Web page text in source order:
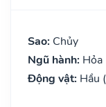
Sao: Chủy
Ngũ hành: Hỏa
Động vật: Hầu